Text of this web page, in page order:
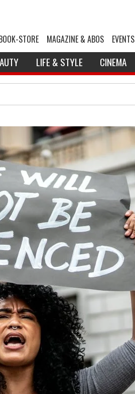
STORE MAGAZINE & ABOS EVENTS
LIFE & STYLE CINEMA